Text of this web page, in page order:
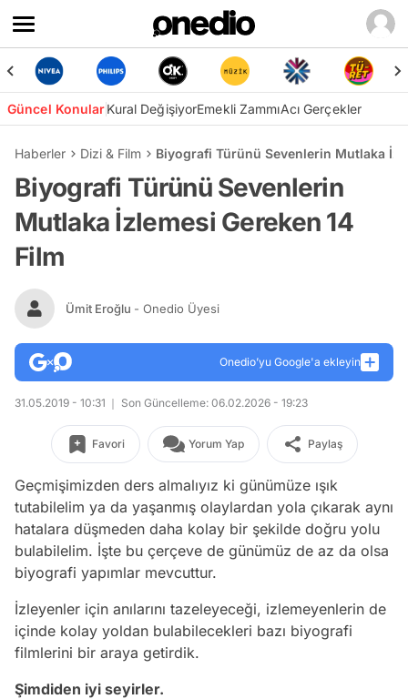
Güncel KonularKural DeğişiyorEmekli ZammıAcı Gerçekler
Haberler Dizi & Film Biyografi Türünü Sevenlerin Mutlaka
Biyografi Türünü Sevenlerin
Mutlaka İzlemesi Gereken 14
Film
Ümit Eroğlu - Onedio Üyesi
Onedio’yu Google'a ekleyin
31.05.2019 - 10:31 Son Güncelleme: 06.02.2026 - 19:23
Favori Yorum Yap Paylaş
Geçmişimizden ders almalıyız ki günümüze ışık
tutabilelim ya da yaşanmış olaylardan yola çıkarak aynı
hatalara düşmeden daha kolay bir şekilde doğru yolu
bulabilelim. İşte bu çerçeve de günümüz de az da olsa
biyografi yapımlar mevcuttur.
İzleyenler için anılarını tazeleyeceği, izlemeyenlerin de
içinde kolay yoldan bulabilecekleri bazı biyografi
filmlerini bir araya getirdik.
Şimdiden iyi seyirler.